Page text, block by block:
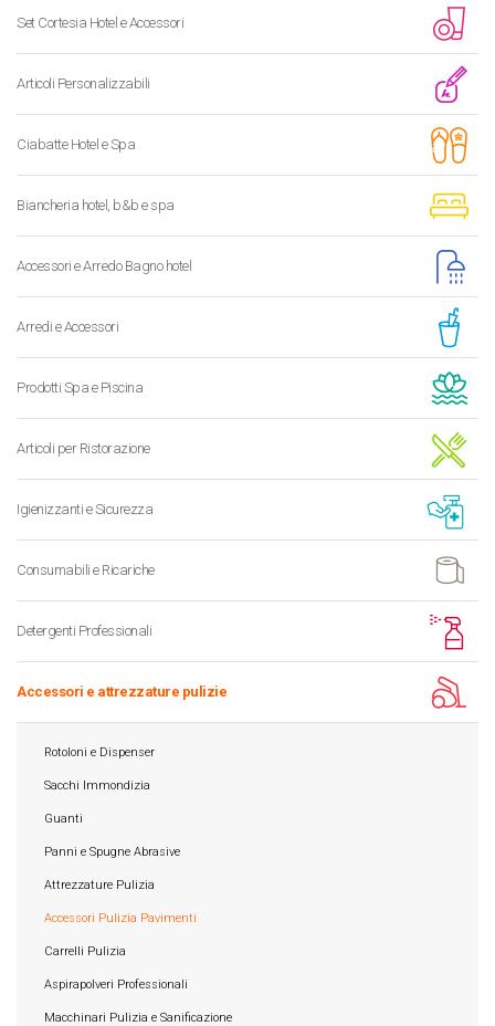
Set Cortesia Hotel e Accessori
Articoli Personalizzabili
Ciabatte Hotel e Spa
Biancheria hotel, b&b e spa
Accessori e Arredo Bagno hotel
Arredi e Accessori
Prodotti Spa e Piscina
Articoli per Ristorazione
Igienizzanti e Sicurezza
Consumabili e Ricariche
Detergenti Professionali
Accessori e attrezzature pulizie
Rotoloni e Dispenser
Sacchi Immondizia
Guanti
Panni e Spugne Abrasive
Attrezzature Pulizia
Accessori Pulizia Pavimenti
Carrelli Pulizia
Aspirapolveri Professionali
Macchinari Pulizia e Sanificazione